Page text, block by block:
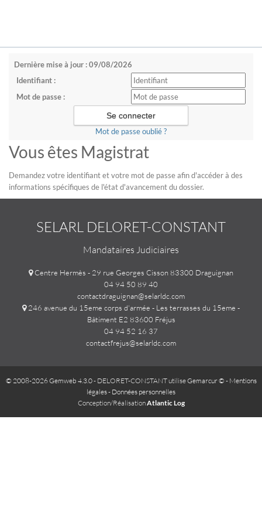
Dernière mise à jour : 09/08/2026
Identifiant :
Mot de passe :
Mot de passe oublié ?
Vous êtes Magistrat
Demandez votre identifiant et votre mot de passe afin d'accéder à des
informations spécifiques de l'état d'avancement du dossier.
SELARL DELORET-CONSTANT
Mandataires Judiciaires
Centre Hermès - 29 rue Georges Cisson 83300 Draguignan
04 94 50 89 40
contactdraguignan@selarldc.com
246 avenue du 15eme corps d'armée - Les terrasses du 15eme -
Bâtiment E2 83600 Fréjus
04 94 52 16 37
contactfrejus@selarldc.com
© 2008-2026 Gemweb 4.3.0- DELORET-CONSTANT utiliseGemarcur © - Mentions
légales- Données personnelles
Conception/RéalisationAtlantic Log